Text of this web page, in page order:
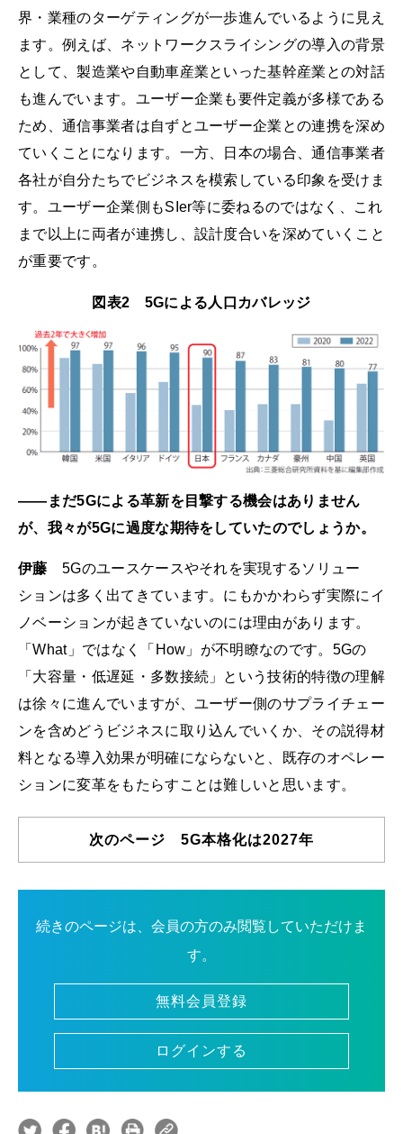
界・業種のターゲティングが一歩進んでいるように見え
ます。例えば、ネットワークスライシングの導入の背景
として、製造業や自動車産業といった基幹産業との対話
も進んでいます。ユーザー企業も要件定義が多様である
ため、通信事業者は自ずとユーザー企業との連携を深め
ていくことになります。一方、日本の場合、通信事業者
各社が自分たちでビジネスを模索している印象を受けま
す。ユーザー企業側もSIer等に委ねるのではなく、これ
まで以上に両者が連携し、設計度合いを深めていくこと
が重要です。
図表2 5Gによる人口カバレッジ
――まだ5Gによる革新を目撃する機会はありません
が、我々が5Gに過度な期待をしていたのでしょうか。
伊藤 5Gのユースケースやそれを実現するソリュー
ションは多く出てきています。にもかかわらず実際にイ
ノベーションが起きていないのには理由があります。
「What」ではなく「How」が不明瞭なのです。5Gの
「大容量・低遅延・多数接続」という技術的特徴の理解
は徐々に進んでいますが、ユーザー側のサプライチェー
ンを含めどうビジネスに取り込んでいくか、その説得材
料となる導入効果が明確にならないと、既存のオペレー
ションに変革をもたらすことは難しいと思います。
次のページ 5G本格化は2027年
続きのページは、会員の方のみ閲覧していただけま
す。
無料会員登録
ログインする